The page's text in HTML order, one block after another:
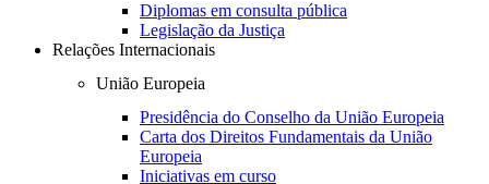
Diplomas em consulta pública
Legislação da Justiça
Relações Internacionais
União Europeia
Presidência do Conselho da União Europeia
Carta dos Direitos Fundamentais da União
Europeia
Iniciativas em curso